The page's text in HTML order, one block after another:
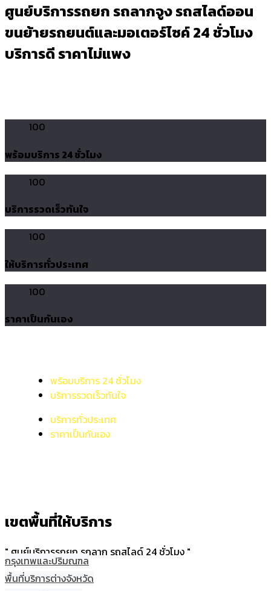
ศูนย์บริการรถยก รถลากจูง รถสไลด์ออน
ขนย้ายรถยนต์และมอเตอร์ไซค์ 24 ชั่วโมง
บริการดี ราคาไม่แพง
100
พร้อมบริการ 24 ชั่วโมง
100
บริการรวดเร็วทันใจ
100
ให้บริการทั่วประเทศ
100
ราคาเป็นกันเอง
พร้อมบริการ 24 ชั่วโมง
บริการรวดเร็วทันใจ
บริการทั่วประเทศ
ราคาเป็นกันเอง
เขตพื้นที่ให้บริการ
" ศูนย์บริการรถยก รถลาก รถสไลด์ 24 ชั่วโมง "
กรุงเทพและปริมณฑล
พื้นที่บริการต่างจังหวัด